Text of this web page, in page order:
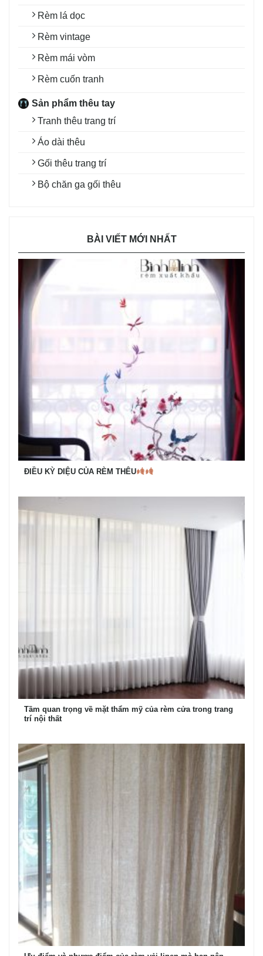
Rèm lá dọc
Rèm vintage
Rèm mái vòm
Rèm cuốn tranh
Sản phẩm thêu tay
Tranh thêu trang trí
Áo dài thêu
Gối thêu trang trí
Bộ chăn ga gối thêu
BÀI VIẾT MỚI NHẤT
ĐIỀU KỲ DIỆU CỦA RÈM THÊU
Tầm quan trọng về mặt thẩm mỹ của rèm cửa trong trang
trí nội thất